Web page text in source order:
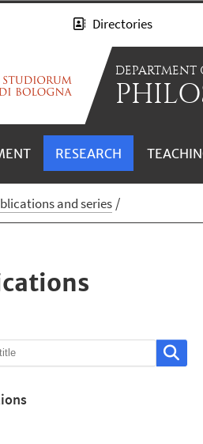
Directories
DEPARTMENT
RESEARCH
and series